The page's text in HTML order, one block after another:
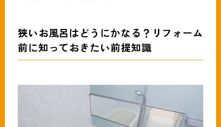
狭いお風呂はどうにかなる？リフォーム
前に知っておきたい前提知識